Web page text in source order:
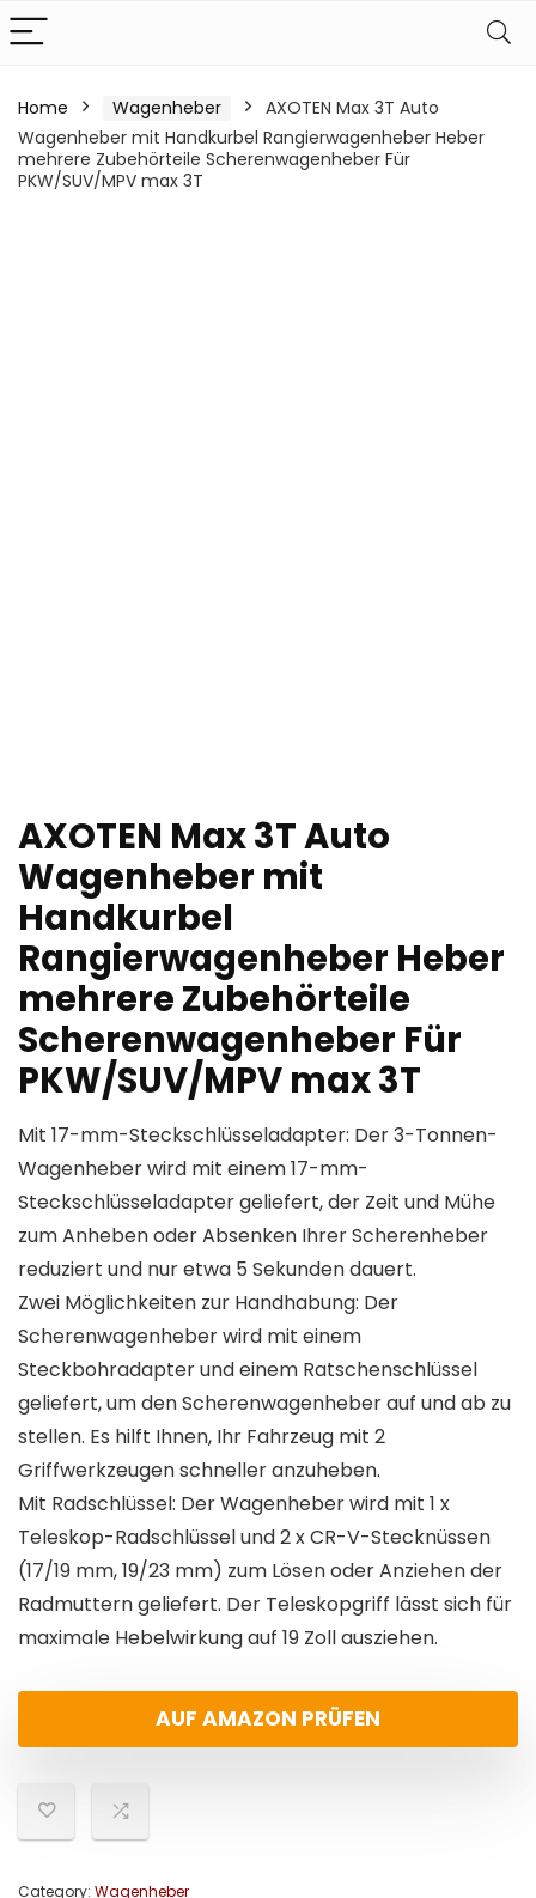
Home Wagenheber
AXOTEN Max 3T Auto
Wagenheber mit Handkurbel Rangierwagenheber Heber
mehrere Zubehörteile Scherenwagenheber Für
PKW/SUV/MPV max 3T
AXOTEN Max 3T Auto
Wagenheber mit
Handkurbel
Rangierwagenheber Heber
mehrere Zubehörteile
Scherenwagenheber Für
PKW/SUV/MPV max 3T
Mit 17-mm-Steckschlüsseladapter: Der 3-Tonnen-
Wagenheber wird mit einem 17-mm-
Steckschlüsseladapter geliefert, der Zeit und Mühe
zum Anheben oder Absenken Ihrer Scherenheber
reduziert und nur etwa 5 Sekunden dauert.
Zwei Möglichkeiten zur Handhabung: Der
Scherenwagenheber wird mit einem
Steckbohradapter und einem Ratschenschlüssel
geliefert, um den Scherenwagenheber auf und ab zu
stellen. Es hilft Ihnen, Ihr Fahrzeug mit 2
Griffwerkzeugen schneller anzuheben.
Mit Radschlüssel: Der Wagenheber wird mit 1 x
Teleskop-Radschlüssel und 2 x CR-V-Stecknüssen
(17/19 mm, 19/23 mm) zum Lösen oder Anziehen der
Radmuttern geliefert. Der Teleskopgriff lässt sich für
maximale Hebelwirkung auf 19 Zoll ausziehen.
AUF AMAZON PRÜFEN
Category: Wagenheber